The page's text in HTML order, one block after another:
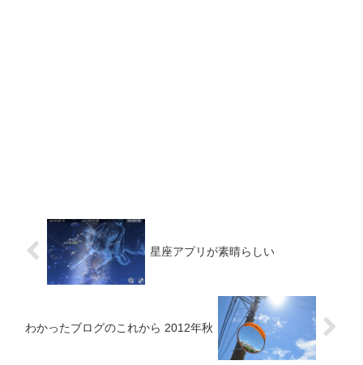
星座アプリが素晴らしい
わかったブログのこれから 2012年秋